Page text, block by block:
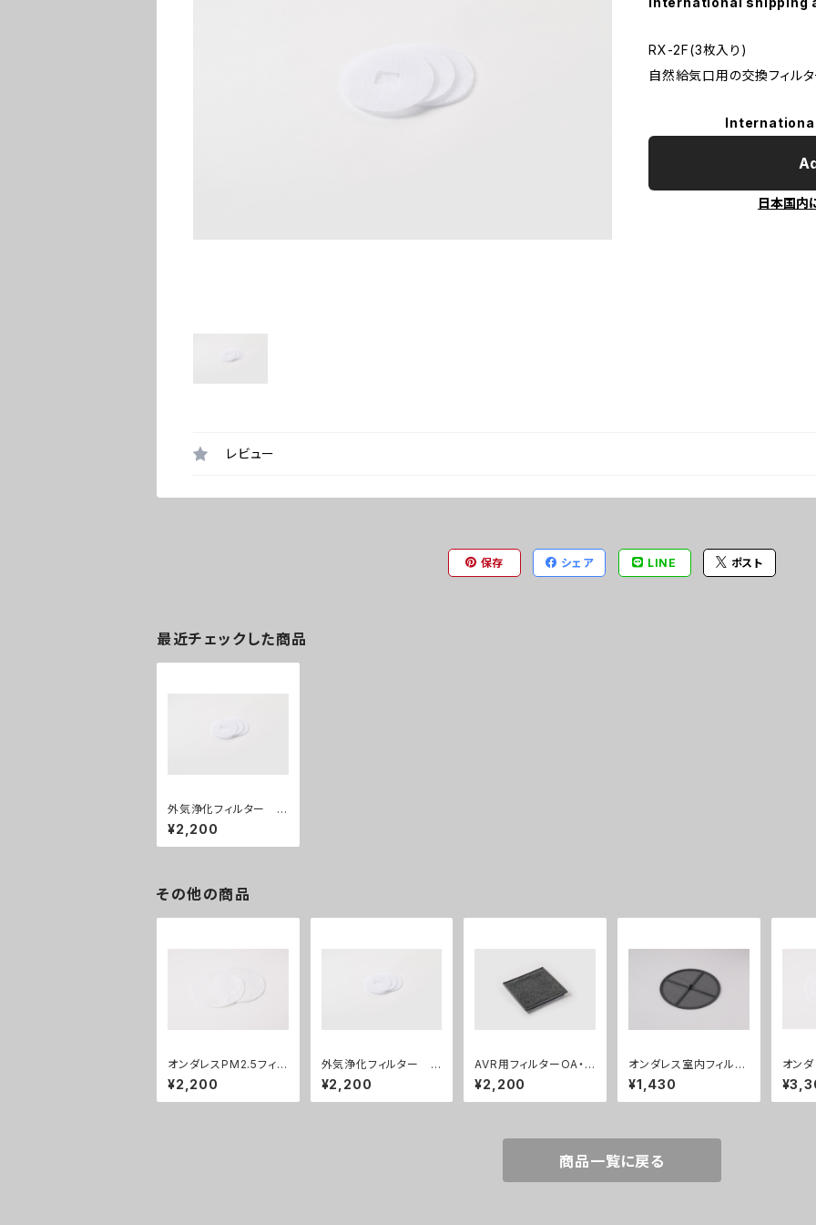
RX-2F(3枚入り)
自然給気口用の交換フィルタ
日本国内
レビュー
保存 シェア LINE ポスト
最近チェックした商品
外気浄化フィルター R
X-150F・RX-150F/K
用 GYB01907
¥2,200
その他の商品
オンダレスPM2.5フィル
ター150(2枚入り) GYB
02206
¥2,200
外気浄化フィルター R
X-150F・RX-150F/K
用 GYB01907
¥2,200
AVR用フィルターOA・R
A共通 GYB00148
¥2,200
オンダレス室内フィルタ
ー150(１枚入）GYB02
205
¥1,430
オン
ター
商品一覧に戻る